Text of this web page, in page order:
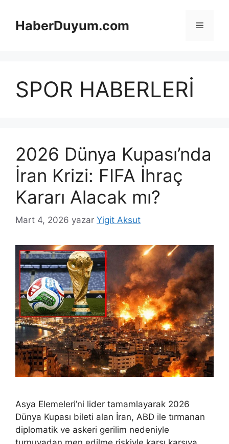
HaberDuyum.com Menü
SPOR HABERLERİ
2026 Dünya Kupası’nda
İran Krizi: FIFA İhraç
Kararı Alacak mı?
Mart 4, 2026 yazar Yigit Aksut
Asya Elemeleri’ni lider tamamlayarak 2026
Dünya Kupası bileti alan İran, ABD ile tırmanan
diplomatik ve askeri gerilim nedeniyle